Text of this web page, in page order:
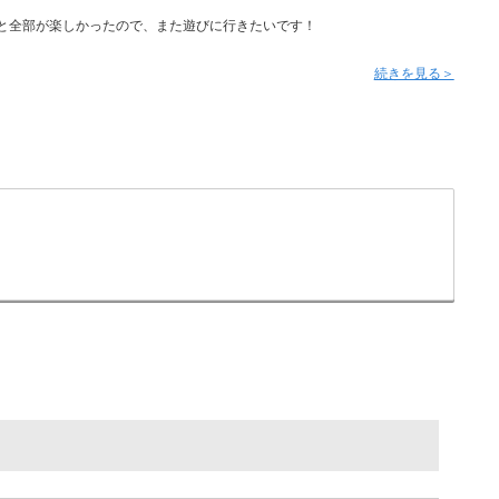
部が楽しかったので、また遊びに行きたいです！
続きを見る＞